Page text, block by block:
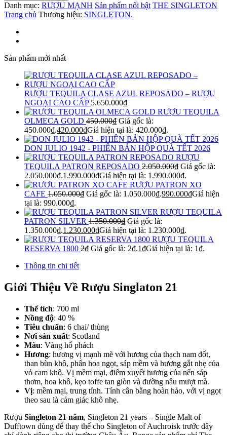
Danh mục: RƯỢU MẠNH Sản phẩm nổi bật THE SINGLETON
Trang chủ Thương hiệu: SINGLETON.
Sản phẩm mới nhất
RƯỢU TEQUILA CLASE AZUL REPOSADO – RƯỢU
NGOẠI CAO CẤP 5.650.000₫
RƯỢU TEQUILA
OLMECA GOLD 450.000₫ Giá gốc là:
450.000₫.420.000₫Giá hiện tại là: 420.000₫.
DON JULIO 1942 - PHIÊN BẢN HỘP QUÀ TẾT 2026
RƯỢU
TEQUILA PATRON REPOSADO 2.050.000₫ Giá gốc là:
2.050.000₫.1.990.000₫Giá hiện tại là: 1.990.000₫.
RƯỢU PATRON XO
CAFE 1.050.000₫ Giá gốc là: 1.050.000₫.990.000₫Giá hiện
tại là: 990.000₫.
RƯỢU TEQUILA
PATRON SILVER 1.350.000₫ Giá gốc là:
1.350.000₫.1.230.000₫Giá hiện tại là: 1.230.000₫.
RƯỢU TEQUILA
RESERVA 1800 2₫ Giá gốc là: 2₫.1₫Giá hiện tại là: 1₫.
Thông tin chi tiết
Giới Thiệu Về Rượu Singlaton 21
Thể tích: 700 ml
Nồng độ: 40 %
Tiêu chuẩn: 6 chai/ thùng
Nơi sản xuất: Scotland
Màu: Vàng hổ phách
Hương: hương vị mạnh mẽ với hương của thạch nam đốt,
than bùn khô, phấn hoa ngọt, sáp mềm và hương gắt nhẹ của
vỏ cam khô. Vị mềm mại, điểm xuyết hương của nến sáp
thơm, hoa khô, kẹo toffe tan giòn và đường nâu mượt mà.
Vị: mềm mại, trung tính. Tính cân bằng hoàn hảo, với vị ngọt
theo sau là cảm giác khô nhẹ.
Rượu Singleton 21 năm, Singleton 21 years – Single Malt of
Dufftown dùng để thay thế cho Singleton of Auchroisk trước đây